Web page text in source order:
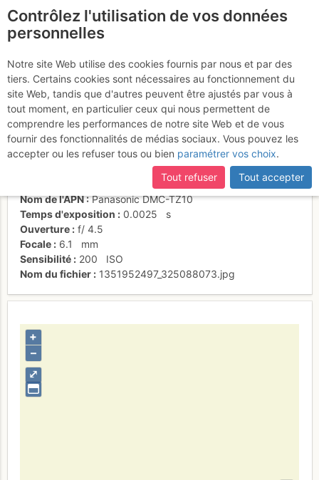
L6 : un 6c+ majeur !
Activités
Date/heure
2 nov. 2012 15:33
Contributeur
Mickaël Souveton
individuel (CC by-nc-nd)
Nom de l'APN
Panasonic DMC-TZ10
Temps d'exposition
0.0025
s
Ouverture
f/ 4.5
Focale
6.1
mm
Sensibilité
200
ISO
Nom du fichier
1351952497_325088073.jpg
⤢
+
–
Contrôlez l'utilisation de vos données
personnelles
Notre site Web utilise des cookies fournis par nous et par des
tiers. Certains cookies sont nécessaires au fonctionnement du
site Web, tandis que d'autres peuvent être ajustés par vous à
tout moment, en particulier ceux qui nous permettent de
comprendre les performances de notre site Web et de vous
fournir des fonctionnalités de médias sociaux. Vous pouvez les
accepter ou les refuser tous ou bien paramétrer vos choix.
Tout refuser
Tout accepter